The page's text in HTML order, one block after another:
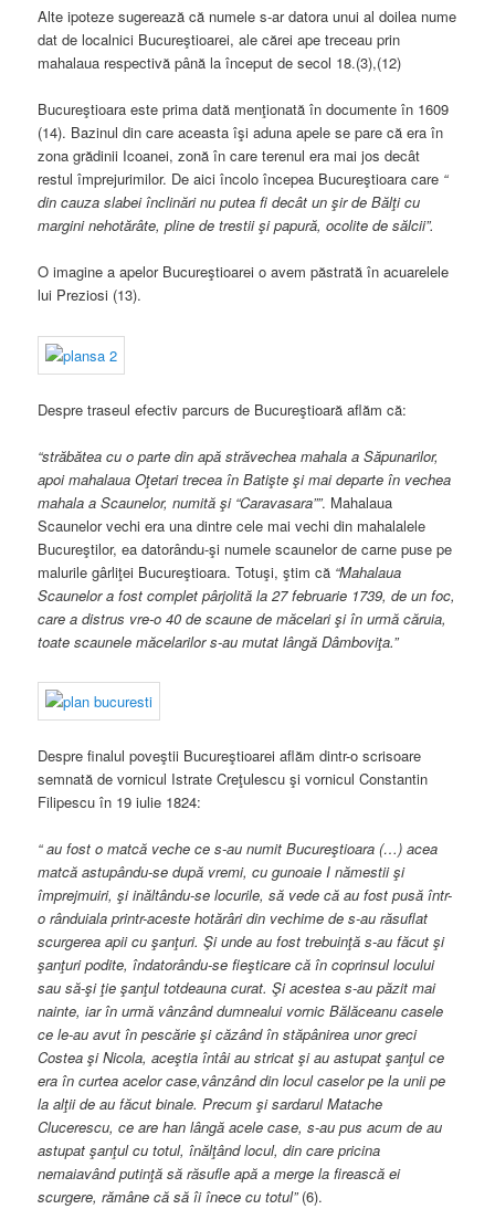
Alte ipoteze sugerează că numele s-ar datora unui al doilea nume
dat de localnici Bucureştioarei, ale cărei ape treceau prin
mahalaua respectivă până la început de secol 18.(3),(12)
Bucureştioara este prima dată menţionată în documente în 1609
(14). Bazinul din care aceasta îşi aduna apele se pare că era în
zona grădinii Icoanei, zonă în care terenul era mai jos decât
restul împrejurimilor. De aici încolo începea Bucureştioara care “
din cauza slabei înclinări nu putea fi decât un şir de Bălţi cu
margini nehotărâte, pline de trestii şi papură, ocolite de sălcii”.
O imagine a apelor Bucureştioarei o avem păstrată în acuarelele
lui Preziosi (13).
Despre traseul efectiv parcurs de Bucureştioară aflăm că:
“străbătea cu o parte din apă străvechea mahala a Săpunarilor,
apoi mahalaua Oţetari trecea în Batişte şi mai departe în vechea
mahala a Scaunelor, numită şi “Caravasara””. Mahalaua
Scaunelor vechi era una dintre cele mai vechi din mahalalele
Bucureştilor, ea datorându-şi numele scaunelor de carne puse pe
malurile gârliţei Bucureştioara. Totuşi, ştim că “Mahalaua
Scaunelor a fost complet pârjolită la 27 februarie 1739, de un foc,
care a distrus vre-o 40 de scaune de măcelari şi în urmă căruia,
toate scaunele măcelarilor s-au mutat lângă Dâmboviţa.”
Despre finalul poveştii Bucureştioarei aflăm dintr-o scrisoare
semnată de vornicul Istrate Creţulescu şi vornicul Constantin
Filipescu în 19 iulie 1824:
“ au fost o matcă veche ce s-au numit Bucureştioara (…) acea
matcă astupându-se după vremi, cu gunoaie I nămestii şi
împrejmuiri, şi inăltându-se locurile, să vede că au fost pusă într-
o rânduiala printr-aceste hotărâri din vechime de s-au răsuflat
scurgerea apii cu şanţuri. Şi unde au fost trebuinţă s-au făcut şi
şanţuri podite, îndatorându-se fieşticare că în coprinsul locului
sau să-şi ţie şanţul totdeauna curat. Şi acestea s-au păzit mai
nainte, iar în urmă vânzând dumnealui vornic Bălăceanu casele
ce le-au avut în pescărie şi căzând în stăpânirea unor greci
Costea şi Nicola, aceştia întâi au stricat şi au astupat şanţul ce
era în curtea acelor case,vânzând din locul caselor pe la unii pe
la alţii de au făcut binale. Precum şi sardarul Matache
Clucerescu, ce are han lângă acele case, s-au pus acum de au
astupat şanţul cu totul, înălţând locul, din care pricina
nemaiavând putinţă să răsufle apă a merge la firească ei
scurgere, rămâne că să îi înece cu totul”(6).